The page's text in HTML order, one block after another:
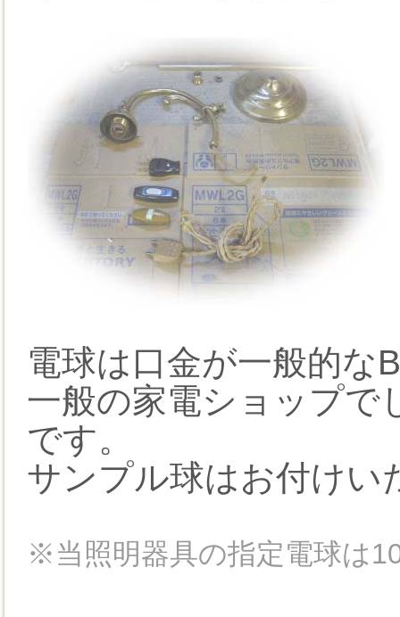
電球は口金が一般的な
一般の家電ショップで
です。
サンプル球はお付けい
※当照明器具の指定電球は